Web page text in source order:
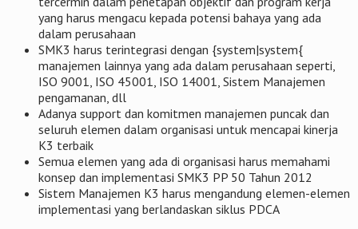
yang harus mengacu kepada potensi bahaya yang ada
dalam perusahaan
SMK3 harus terintegrasi dengan {system|system{
manajemen lainnya yang ada dalam perusahaan seperti,
ISO 9001, ISO 45001, ISO 14001, Sistem Manajemen
pengamanan, dll
Adanya support dan komitmen manajemen puncak dan
seluruh elemen dalam organisasi untuk mencapai kinerja
K3 terbaik
Semua elemen yang ada di organisasi harus memahami
konsep dan implementasi SMK3 PP 50 Tahun 2012
Sistem Manajemen K3 harus mengandung elemen-elemen
implementasi yang berlandaskan siklus PDCA